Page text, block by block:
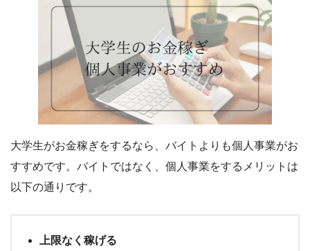
大学生がお金稼ぎをするなら、バイトよりも個人事業がお
すすめです。バイトではなく、個人事業をするメリットは
以下の通りです。
上限なく稼げる